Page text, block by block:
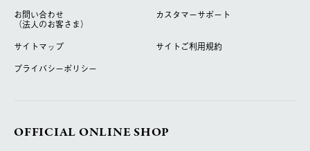
お問い合わせ
（法人のお客さま）
カスタマーサポート
サイトマップ
サイトご利用規約
プライバシーポリシー
OFFICIAL ONLINE SHOP